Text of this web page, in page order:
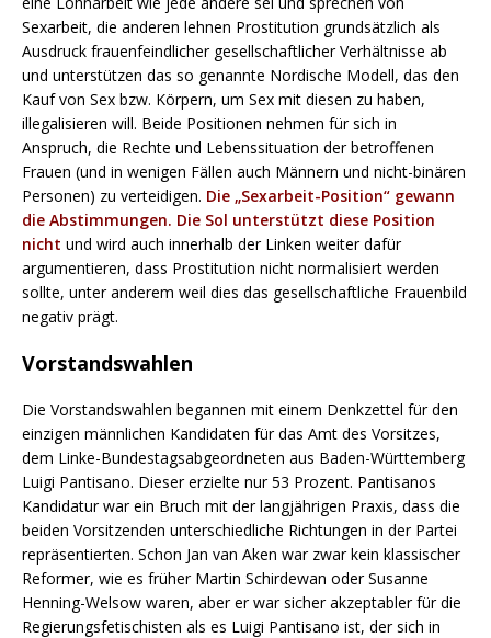
Sexarbeit, die anderen lehnen Prostitution grundsätzlich als
Ausdruck frauenfeindlicher gesellschaftlicher Verhältnisse ab
und unterstützen das so genannte Nordische Modell, das den
Kauf von Sex bzw. Körpern, um Sex mit diesen zu haben,
illegalisieren will. Beide Positionen nehmen für sich in
Anspruch, die Rechte und Lebenssituation der betroffenen
Frauen (und in wenigen Fällen auch Männern und nicht-binären
Personen) zu verteidigen. Die „Sexarbeit-Position“ gewann
die Abstimmungen. Die Sol unterstützt diese Position
nicht und wird auch innerhalb der Linken weiter dafür
argumentieren, dass Prostitution nicht normalisiert werden
sollte, unter anderem weil dies das gesellschaftliche Frauenbild
negativ prägt.
Vorstandswahlen
Die Vorstandswahlen begannen mit einem Denkzettel für den
einzigen männlichen Kandidaten für das Amt des Vorsitzes,
dem Linke-Bundestagsabgeordneten aus Baden-Württemberg
Luigi Pantisano. Dieser erzielte nur 53 Prozent. Pantisanos
Kandidatur war ein Bruch mit der langjährigen Praxis, dass die
beiden Vorsitzenden unterschiedliche Richtungen in der Partei
repräsentierten. Schon Jan van Aken war zwar kein klassischer
Reformer, wie es früher Martin Schirdewan oder Susanne
Henning-Welsow waren, aber er war sicher akzeptabler für die
Regierungsfetischisten als es Luigi Pantisano ist, der sich in